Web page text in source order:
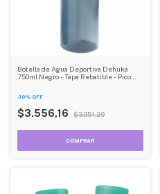
Botella de Agua Deportiva Dehuka
750ml Negro - Tapa Rebatible - Pico
-10% OFF
$3.556,16 $3.951,29